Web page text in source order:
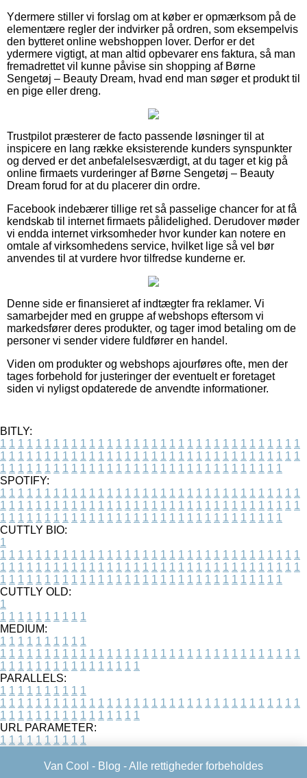
Ydermere stiller vi forslag om at køber er opmærksom på de
elementære regler der indvirker på ordren, som eksempelvis
den bytteret online webshoppen lover. Derfor er det
ydermere vigtigt, at man altid opbevarer ens faktura, så man
fremadrettet vil kunne påvise sin shopping af Børne
Sengetøj – Beauty Dream, hvad end man søger et produkt til
en pige eller dreng.
Trustpilot præsterer de facto passende løsninger til at
inspicere en lang række eksisterende kunders synspunkter
og derved er det anbefalelsesværdigt, at du tager et kig på
online firmaets vurderinger af Børne Sengetøj – Beauty
Dream forud for at du placerer din ordre.
Facebook indebærer tillige ret så passelige chancer for at få
kendskab til internet firmaets pålidelighed. Derudover møder
vi endda internet virksomheder hvor kunder kan notere en
omtale af virksomhedens service, hvilket lige så vel bør
anvendes til at vurdere hvor tilfredse kunderne er.
Denne side er finansieret af indtægter fra reklamer. Vi
samarbejder med en gruppe af webshops eftersom vi
markedsfører deres produkter, og tager imod betaling om de
personer vi sender videre fuldfører en handel.
Viden om produkter og webshops ajourføres ofte, men der
tages forbehold for justeringer der eventuelt er foretaget
siden vi nyligst opdaterede de anvendte informationer.
BITLY:
1 1 1 1 1 1 1 1 1 1 1 1 1 1 1 1 1 1 1 1 1 1 1 1 1 1 1 1 1 1 1 1 1 1
1 1 1 1 1 1 1 1 1 1 1 1 1 1 1 1 1 1 1 1 1 1 1 1 1 1 1 1 1 1 1 1 1 1
1 1 1 1 1 1 1 1 1 1 1 1 1 1 1 1 1 1 1 1 1 1 1 1 1 1 1 1 1 1 1 1
SPOTIFY:
1 1 1 1 1 1 1 1 1 1 1 1 1 1 1 1 1 1 1 1 1 1 1 1 1 1 1 1 1 1 1 1 1 1
1 1 1 1 1 1 1 1 1 1 1 1 1 1 1 1 1 1 1 1 1 1 1 1 1 1 1 1 1 1 1 1 1 1
1 1 1 1 1 1 1 1 1 1 1 1 1 1 1 1 1 1 1 1 1 1 1 1 1 1 1 1 1 1 1 1
CUTTLY BIO:
1
1 1 1 1 1 1 1 1 1 1 1 1 1 1 1 1 1 1 1 1 1 1 1 1 1 1 1 1 1 1 1 1 1 1
1 1 1 1 1 1 1 1 1 1 1 1 1 1 1 1 1 1 1 1 1 1 1 1 1 1 1 1 1 1 1 1 1 1
1 1 1 1 1 1 1 1 1 1 1 1 1 1 1 1 1 1 1 1 1 1 1 1 1 1 1 1 1 1 1 1
CUTTLY OLD:
1
1 1 1 1 1 1 1 1 1 1
MEDIUM:
1 1 1 1 1 1 1 1 1 1
1 1 1 1 1 1 1 1 1 1 1 1 1 1 1 1 1 1 1 1 1 1 1 1 1 1 1 1 1 1 1 1 1 1
1 1 1 1 1 1 1 1 1 1 1 1 1 1 1 1
PARALLELS:
1 1 1 1 1 1 1 1 1 1
1 1 1 1 1 1 1 1 1 1 1 1 1 1 1 1 1 1 1 1 1 1 1 1 1 1 1 1 1 1 1 1 1 1
1 1 1 1 1 1 1 1 1 1 1 1 1 1 1 1
URL PARAMETER:
1 1 1 1 1 1 1 1 1 1
Van Cool - Blog - Alle rettigheder forbeholdes